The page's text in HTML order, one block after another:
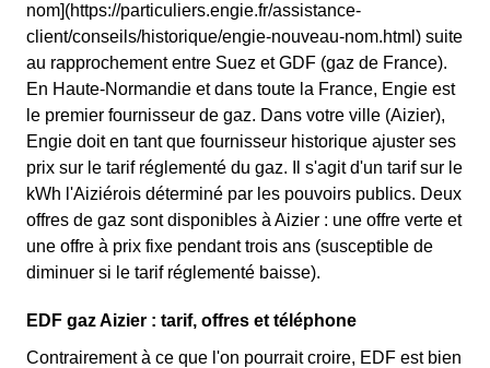
nom](https://particuliers.engie.fr/assistance-
client/conseils/historique/engie-nouveau-nom.html) suite
au rapprochement entre Suez et GDF (gaz de France).
En Haute-Normandie et dans toute la France, Engie est
le premier fournisseur de gaz. Dans votre ville (Aizier),
Engie doit en tant que fournisseur historique ajuster ses
prix sur le tarif réglementé du gaz. Il s'agit d'un tarif sur le
kWh l'Aiziérois déterminé par les pouvoirs publics. Deux
offres de gaz sont disponibles à Aizier : une offre verte et
une offre à prix fixe pendant trois ans (susceptible de
diminuer si le tarif réglementé baisse).
EDF gaz Aizier : tarif, offres et téléphone
Contrairement à ce que l'on pourrait croire, EDF est bien